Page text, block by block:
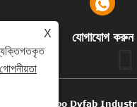
যোগাযোগ করুন
নিংবো, চীন
© 2024 Ningbo Dyfab Industry
X
গোপনীয়তা